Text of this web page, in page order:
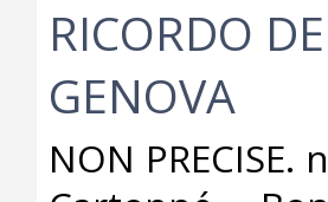
‎RICORDO
GENOVA‎
‎NON